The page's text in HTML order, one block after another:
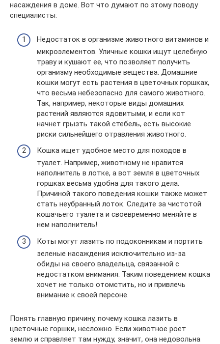
насаждения в доме. Вот что думают по этому поводу
специалисты:
Недостаток в организме животного витаминов и
микроэлементов. Уличные кошки ищут целебную
траву и кушают ее, что позволяет получить
организму необходимые вещества. Домашние
кошки могут есть растения в цветочных горшках,
что весьма небезопасно для самого животного.
Так, например, некоторые виды домашних
растений являются ядовитыми, и если кот
начнет грызть такой стебель, есть высокие
риски сильнейшего отравления животного.
Кошка ищет удобное место для походов в
туалет. Например, животному не нравится
наполнитель в лотке, а вот земля в цветочных
горшках весьма удобна для такого дела.
Причиной такого поведения кошки также может
стать неубранный лоток. Следите за чистотой
кошачьего туалета и своевременно меняйте в
нем наполнитель!
Коты могут лазить по подоконникам и портить
зеленые насаждения исключительно из-за
обиды на своего владельца, связанной с
недостатком внимания. Таким поведением кошка
хочет не только отомстить, но и привлечь
внимание к своей персоне.
Понять главную причину, почему кошка лазить в
цветочные горшки, несложно. Если животное роет
землю и справляет там нужду, значит, она недовольна